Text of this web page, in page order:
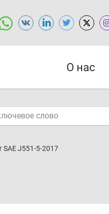
О нас
SAE J551-5-2017